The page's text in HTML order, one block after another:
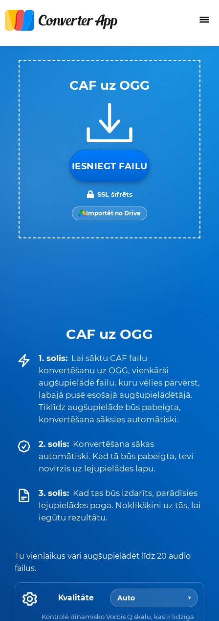
CAF uz OGG
1. solis: Lai sāktu CAF failu
konvertēšanu uz OGG, vienkārši
augšupielādē failu, kuru vēlies pārvērst,
labajā pusē esošajā augšupielādētājā.
Tiklīdz augšupielāde būs pabeigta,
konvertēšana sāksies automātiski.
2. solis: Konvertēšana sākas
automātiski. Kad tā būs pabeigta, tevi
novirzīs uz lejupielādes lapu.
3. solis: Kad tas būs izdarīts, parādīsies
lejupielādes poga. Noklikšķini uz tās, lai
iegūtu rezultātu.
Tu vienlaikus vari augšupielādēt līdz 20 audio
failus.
Kvalitāte Auto ▾
Kontrolē dinamisko Vorbis Q skalu, kas ir līdzīga
CAF uz OGG
IESNIEGT FAILU
SSL šifrēts
Importēt no Drive